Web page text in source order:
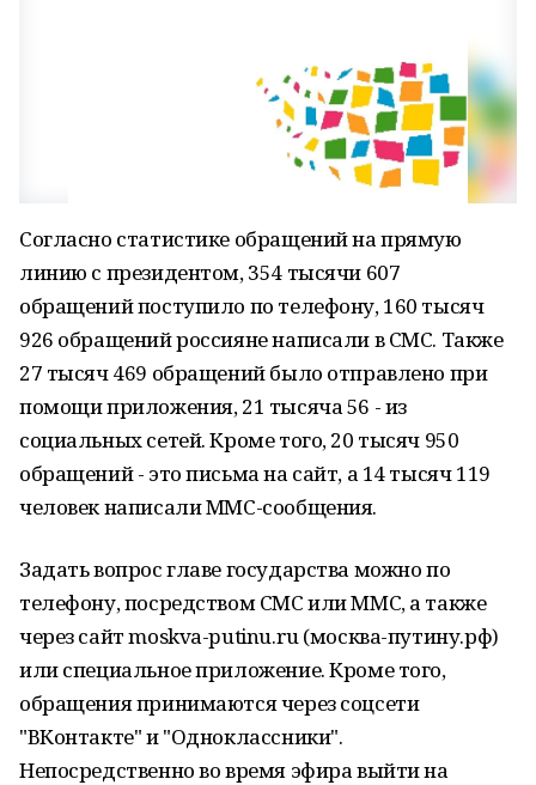
Согласно статистике обращений на прямую
линию с президентом, 354 тысячи 607
обращений поступило по телефону, 160 тысяч
926 обращений россияне написали в СМС. Также
27 тысяч 469 обращений было отправлено при
помощи приложения, 21 тысяча 56 - из
социальных сетей. Кроме того, 20 тысяч 950
обращений - это письма на сайт, а 14 тысяч 119
человек написали ММС-сообщения.
Задать вопрос главе государства можно по
телефону, посредством СМС или ММС, а также
через сайт moskva-putinu.ru (москва-путину.рф)
или специальное приложение. Кроме того,
обращения принимаются через соцсети
"ВКонтакте" и "Одноклассники".
Непосредственно во время эфира выйти на